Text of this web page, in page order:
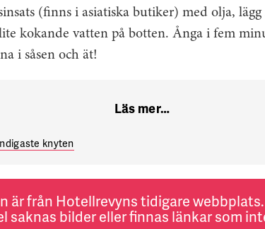
(finns i asiatiska butiker) med olja,
kokande vatten på botten. Ånga i fem
i såsen och ät!
Läs mer…
knyten
är från Hotellrevyns tidigare
saknas bilder eller finnas länkar som